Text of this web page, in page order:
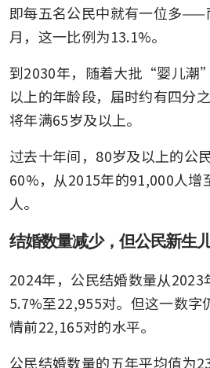
即每五名公民中就有一位多——
月，这一比例为13.1%。
到2030年，随着大批“婴儿潮
以上的年龄段，届时约有四分
将年满65岁及以上。
过去十年间，80岁及以上的公
60%，从2015年的91,000人增
人。
结婚数量减少，但公民新生
2024年，公民结婚数量从2023
5.7%至22,955对。但这一数字
情前22,165对的水平。
公民结婚数量的五年平均值为